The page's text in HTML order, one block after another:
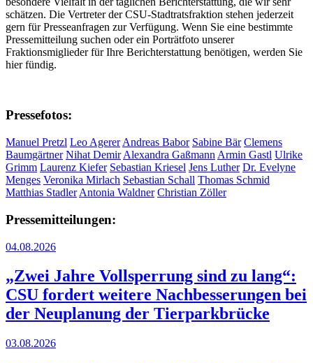
schätzen. Die Vertreter der CSU-Stadtratsfraktion stehen jederzeit
gern für Presseanfragen zur Verfügung. Wenn Sie eine bestimmte
Pressemitteilung suchen oder ein Porträtfoto unserer
Fraktionsmiglieder für Ihre Berichterstattung benötigen, werden Sie
hier fündig.
Pressefotos:
Manuel Pretzl Leo Agerer Andreas Babor Sabine Bär Clemens
Baumgärtner Nihat Demir Alexandra Gaßmann Armin Gastl Ulrike
Grimm Laurenz Kiefer Sebastian Kriesel Jens Luther Dr. Evelyne
Menges Veronika Mirlach Sebastian Schall Thomas Schmid
Matthias Stadler Antonia Waldner Christian Zöller
Pressemitteilungen:
04.08.2026
„Zwei Jahre Vollsperrung sind zu lang“:
CSU fordert weitere Nachbesserungen bei
der Neuplanung der Tierparkbrücke
03.08.2026